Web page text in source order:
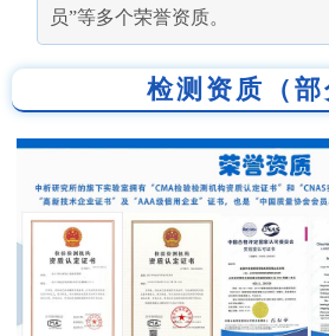
员”等多个荣誉资质。
检测资质（部